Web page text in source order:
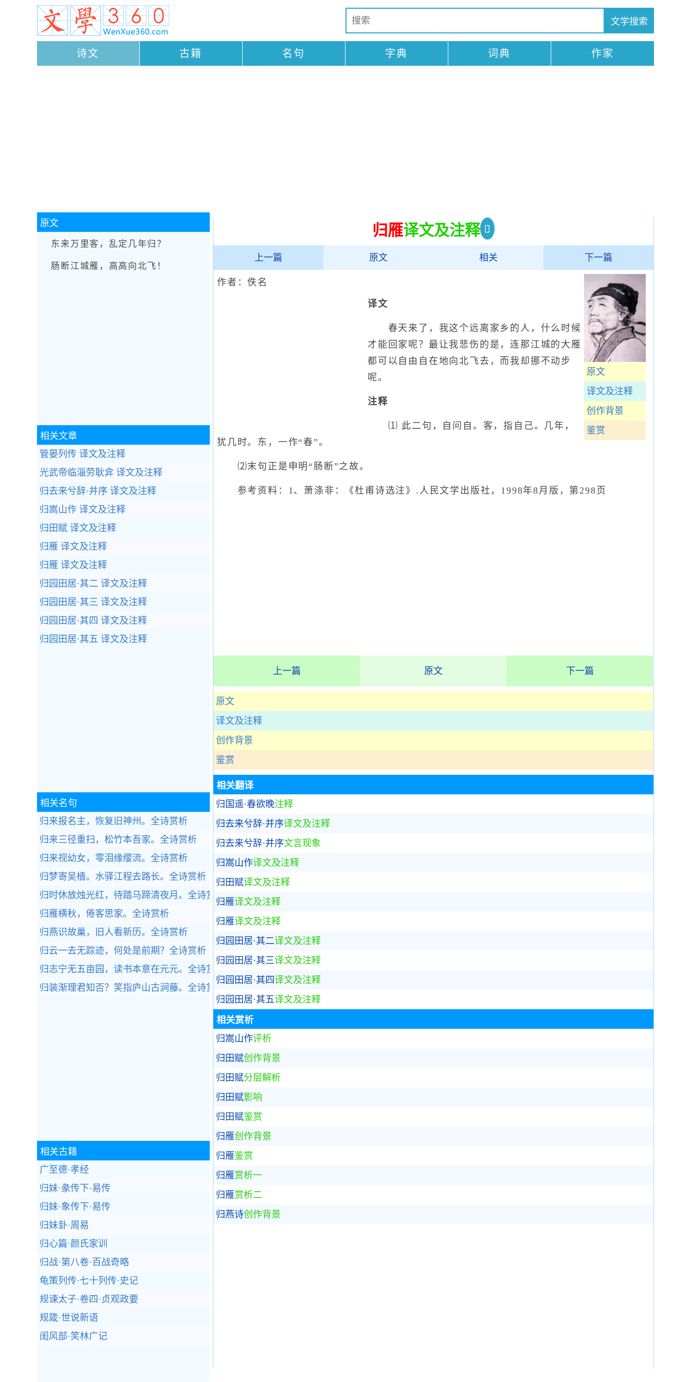
诗文 古籍 名句 字典 词典 作家
归雁译文及注释
上一篇 原文 相关 下一篇
原文
译文及注释
创作背景
鉴赏
作者：佚名
译文
春天来了，我这个远离家乡的人，什么时候
才能回家呢？最让我悲伤的是，连那江城的大雁
都可以自由自在地向北飞去，而我却挪不动步
呢。
注释
⑴ 此二句，自问自。客，指自己。几年，
犹几时。东，一作“春”。
⑵末句正是申明“肠断”之故。
参考资料：1、萧涤非：《杜甫诗选注》.人民文学出版社，1998年8月版，第298页
上一篇 原文 下一篇
原文
译文及注释
创作背景
鉴赏
相关翻译
归国遥·春欲晚注释
归去来兮辞·并序译文及注释
归去来兮辞·并序文言现象
归嵩山作译文及注释
归田赋译文及注释
归雁译文及注释
归雁译文及注释
归园田居·其二译文及注释
归园田居·其三译文及注释
归园田居·其四译文及注释
归园田居·其五译文及注释
相关赏析
归嵩山作评析
归田赋创作背景
归田赋分层解析
归田赋影响
归田赋鉴赏
归雁创作背景
归雁鉴赏
归雁赏析一
归雁赏析二
归燕诗创作背景
原文
东来万里客，乱定几年归？
肠断江城雁，高高向北飞！
相关文章
管晏列传 译文及注释
光武帝临淄劳耿弇 译文及注释
归去来兮辞·并序 译文及注释
归嵩山作 译文及注释
归田赋 译文及注释
归雁 译文及注释
归雁 译文及注释
归园田居·其二 译文及注释
归园田居·其三 译文及注释
归园田居·其四 译文及注释
归园田居·其五 译文及注释
相关名句
归来报名主，恢复旧神州。 全诗赏析
归来三径重扫，松竹本吾家。 全诗赏析
归来视幼女，零泪缘缨流。 全诗赏析
归梦寄吴樯。水驿江程去路长。 全诗赏析
归时休放烛光红，待踏马蹄清夜月。 全诗赏析
归雁横秋，倦客思家。 全诗赏析
归燕识故巢，旧人看新历。 全诗赏析
归云一去无踪迹，何处是前期？ 全诗赏析
归志宁无五亩园，读书本意在元元。 全诗赏析
归装渐理君知否？笑指庐山古涧藤。 全诗赏析
相关古籍
广至德·孝经
归妹·彖传下·易传
归妹·象传下·易传
归妹卦·周易
归心篇·颜氏家训
归战·第八卷·百战奇略
龟策列传·七十列传·史记
规谏太子·卷四·贞观政要
规箴·世说新语
闺风部·笑林广记